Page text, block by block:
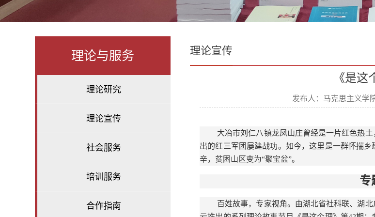
理论与服务
理论研究
理论宣传
社会服务
培训服务
合作指南
理论宣传
《是
发布人：马克思主义学
大冶市刘仁八镇龙凤山庄曾经是一片红色热
出的红三军团屡建战功。如今，这里是一群怀揣
辛，贫困山区变为“聚宝盆”。
专
百姓故事，专家视角。由湖北省社科联、湖